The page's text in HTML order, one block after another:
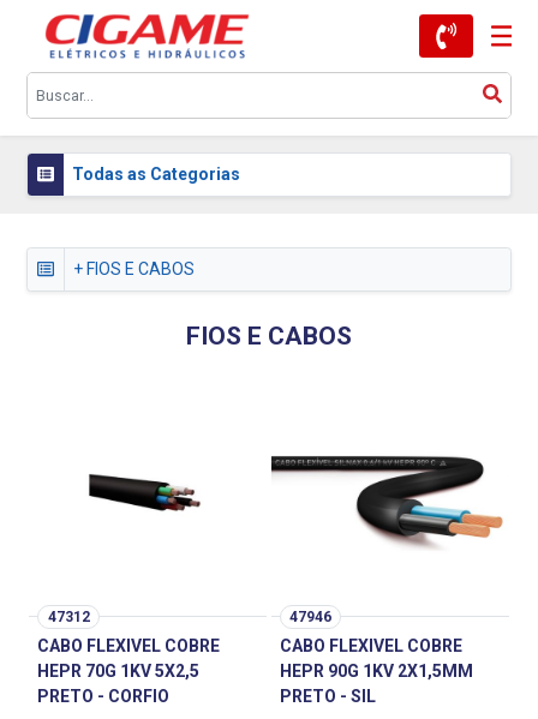
Todas as Categorias
+ FIOS E CABOS
FIOS E CABOS
47312
CABO FLEXIVEL COBRE
HEPR 70G 1KV 5X2,5
PRETO - CORFIO
47946
CABO FLEXIVEL COBRE
HEPR 90G 1KV 2X1,5MM
PRETO - SIL